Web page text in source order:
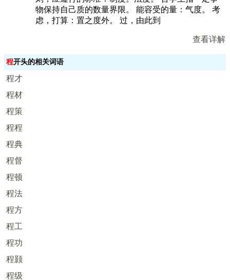
物保持自己质的数量界限。 能容受的量：气度。 考
虑，打算：置之度外。 过，由此到
查看详解
程开头的相关词语
程才
程材
程策
程程
程典
程督
程顿
程法
程方
程工
程功
程颢
程级